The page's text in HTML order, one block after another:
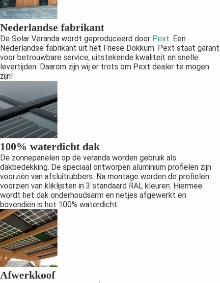
Nederlandse fabrikant
De Solar Veranda wordt geproduceerd door Pext. Een
Nederlandse fabrikant uit het Friese Dokkum. Pext staat garant
voor betrouwbare service, uitstekende kwaliteit en snelle
levertijden. Daarom zijn wij er trots om Pext dealer te mogen
zijn!
100% waterdicht dak
De zonnepanelen op de veranda worden gebruik als
dakbedekking. De speciaal ontworpen aluminium profielen zijn
voorzien van afsluitrubbers. Na montage worden de profielen
voorzien van kliklijsten in 3 standaard RAL kleuren. Hiermee
wordt het dak onderhoudsarm en netjes afgewerkt en
bovendien is het 100% waterdicht
Afwerkkoof